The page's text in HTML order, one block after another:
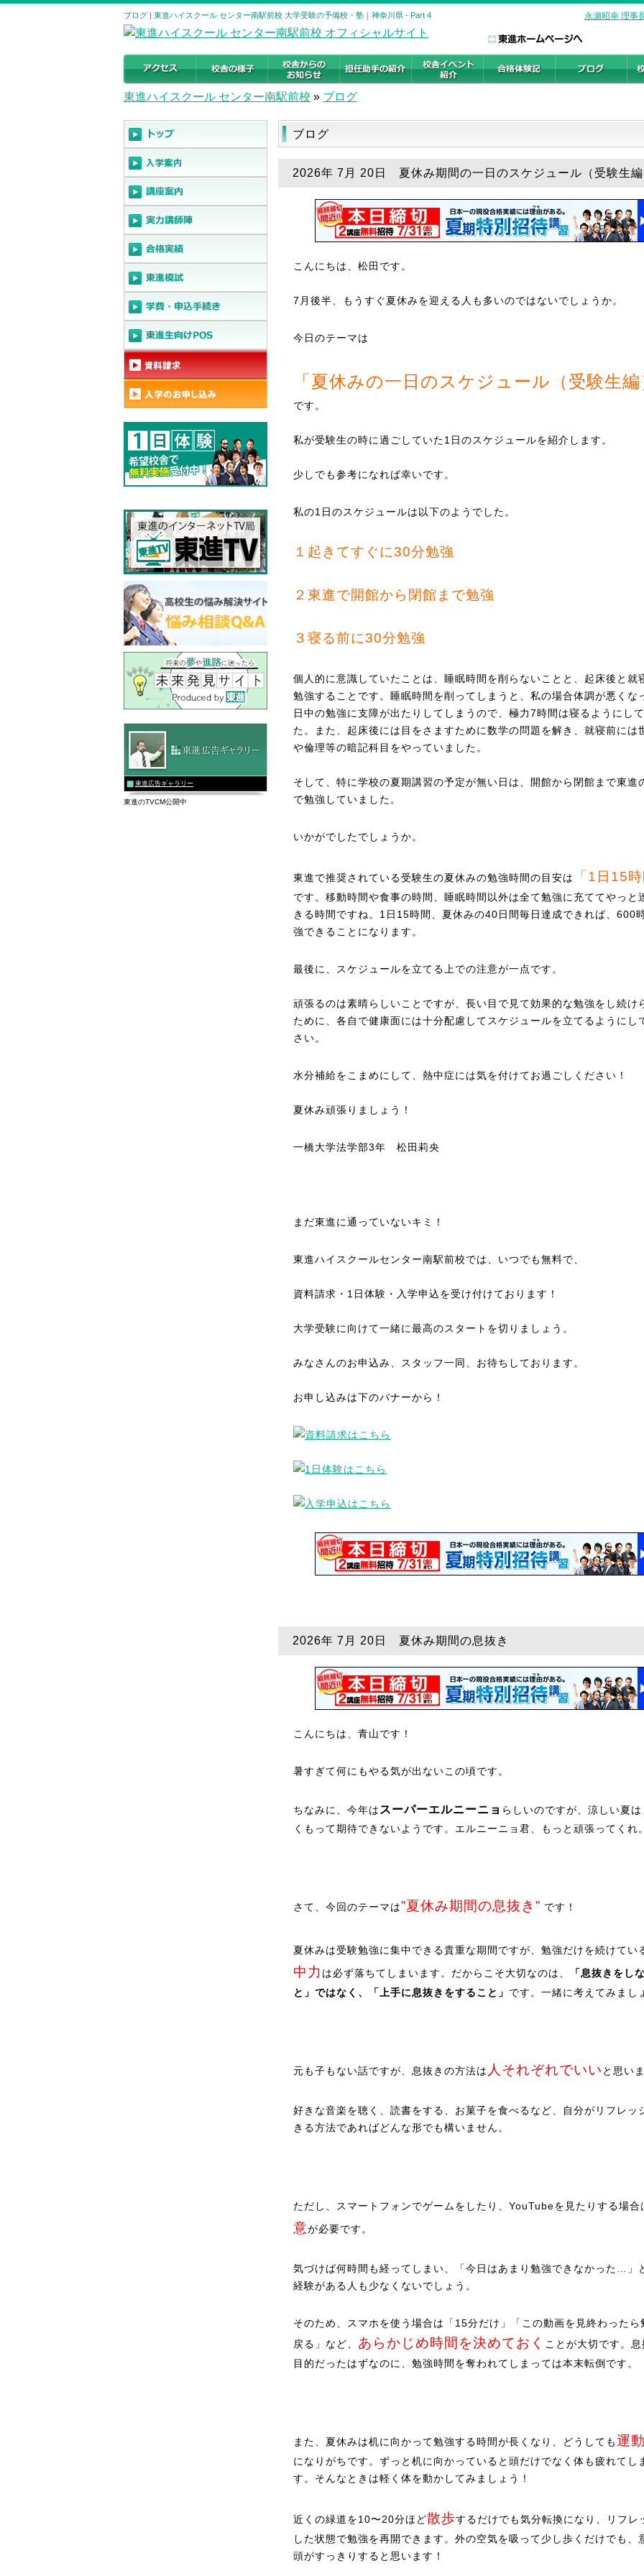
ブログ | 東進ハイスクール センター南駅前校 大学受験の予備校・塾｜神奈川県 - Part 4 永瀬昭幸 理事
東進ハイスクール センター南駅前校 » ブログ
ブログ
2026年 7月 20日 夏休み期間の一日のスケジュール（受験生編
こんにちは、松田です。
7月後半、もうすぐ夏休みを迎える人も多いのではないでしょうか。
今日のテーマは
「夏休みの一日のスケジュール（受験生編
です。
私が受験生の時に過ごしていた1日のスケジュールを紹介します。
少しでも参考になれば幸いです。
私の1日のスケジュールは以下のようでした。
１起きてすぐに30分勉強
２東進で開館から閉館まで勉強
３寝る前に30分勉強
個人的に意識していたことは、睡眠時間を削らないことと、起床後と就
勉強することです。睡眠時間を削ってしまうと、私の場合体調が悪くな
日中の勉強に支障が出たりしてしまうので、極力7時間は寝るようにし
た。また、起床後には目をさますために数学の問題を解き、就寝前には
や倫理等の暗記科目をやっていました。
そして、特に学校の夏期講習の予定が無い日は、開館から閉館まで東進
で勉強していました。
いかがでしたでしょうか。
東進で推奨されている受験生の夏休みの勉強時間の目安は 「1日15時
です。移動時間や食事の時間、睡眠時間以外は全て勉強に充ててやっと
きる時間ですね。1日15時間、夏休みの40日間毎日達成できれば、600
強できることになります。
最後に、スケジュールを立てる上での注意が一点です。
頑張るのは素晴らしいことですが、長い目で見て効果的な勉強をし続け
ために、各自で健康面には十分配慮してスケジュールを立てるようにし
さい。
水分補給をこまめにして、熱中症には気を付けてお過ごしください！
夏休み頑張りましょう！
一橋大学法学部3年 松田莉央
まだ東進に通っていないキミ！
東進ハイスクールセンター南駅前校では、いつでも無料で、
資料請求・1日体験・入学申込を受け付けております！
大学受験に向けて一緒に最高のスタートを切りましょう。
みなさんのお申込み、スタッフ一同、お待ちしております。
お申し込みは下のバナーから！
2026年 7月 20日 夏休み期間の息抜き
こんにちは、青山です！
暑すぎて何にもやる気が出ないこの頃です。
ちなみに、今年は スーパーエルニーニョ らしいのですが、涼しい夏は
くもって期待できないようです。エルニーニョ君、もっと頑張ってくれ。
さて、今回のテーマは”夏休み期間の息抜き” です！
夏休みは受験勉強に集中できる貴重な期間ですが、勉強だけを続けてい
中力 は必ず落ちてしまいます。だからこそ大切なのは、
「息抜きをし
と」ではなく、「上手に息抜きをすること」 です。一緒に考えてみまし
元も子もない話ですが、息抜きの方法は 人それぞれでいい と思い
好きな音楽を聴く、読書をする、お菓子を食べるなど、自分がリフレッ
きる方法であればどんな形でも構いません。
ただし、スマートフォンでゲームをしたり、YouTubeを見たりする場合
意が必要です。
気づけば何時間も経ってしまい、「今日はあまり勉強できなかった…」
経験がある人も少なくないでしょう。
そのため、スマホを使う場合は「15分だけ」「この動画を見終わったら
戻る」など、 あらかじめ時間を決めておく
ことが大切です。
目的だったはずなのに、勉強時間を奪われてしまっては本末転倒です。
また、夏休みは机に向かって勉強する時間が長くなり、どうしても運
になりがちです。ずっと机に向かっていると頭だけでなく体も疲れてし
す。そんなときは軽く体を動かしてみましょう！
近くの緑道を10〜20分ほど散歩するだけでも気分転換になり、リフレ
した状態で勉強を再開できます。外の空気を吸って少し歩くだけでも、
頭がすっきりすると思います！
東進広告ギャラリー
東進のTVCM公開中